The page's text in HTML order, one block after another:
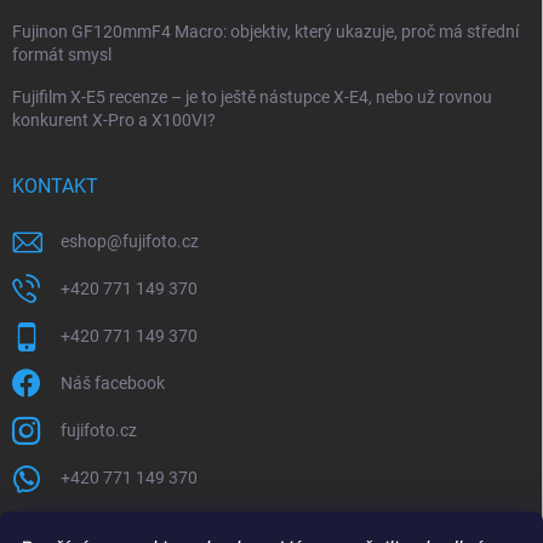
Fujinon GF120mmF4 Macro: objektiv, který ukazuje, proč má střední
formát smysl
Fujifilm X-E5 recenze – je to ještě nástupce X-E4, nebo už rovnou
konkurent X-Pro a X100VI?
KONTAKT
eshop@fujifoto.cz
+420 771 149 370
+420 771 149 370
Náš facebook
fujifoto.cz
+420 771 149 370